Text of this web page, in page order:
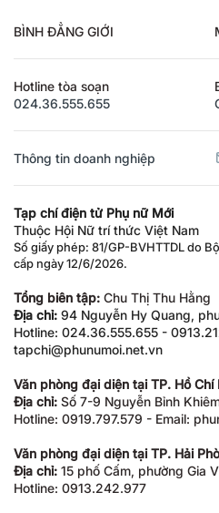
BÌNH ĐẲNG GIỚI
Hotline tòa soạn
024.36.555.655
Thông tin doanh nghiệp
Tạp chí điện tử Phụ nữ Mới
Thuộc Hội Nữ trí thức Việt Nam
Số giấy phép: 81/GP-BVHTTDL do
cấp ngày 12/6/2026.
Tổng biên tập: Chu Thị Thu Hằng
Địa chỉ: 94 Nguyễn Hy Quang,
Hotline: 024.36.555.655 -
tapchi@phunumoi.net.vn
Văn phòng đại diện tại TP. Hồ Chí
Địa chỉ: Số 7-9 Nguyễn Bỉnh
Hotline: 0919.797.579 - Email:
Văn phòng đại diện tại TP. Hải
Địa chỉ: 15 phố Cấm, phường Gia
Hotline: 0913.242.977